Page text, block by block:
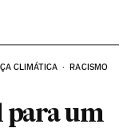
CLIMÁTICA RACISMO
para um